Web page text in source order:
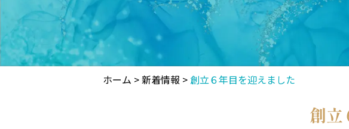
ホーム >新着情報 > 創立６年目を迎えました
創立